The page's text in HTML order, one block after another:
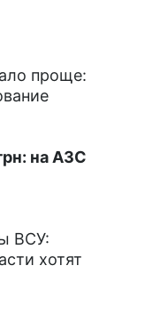
проще:
на АЗС
ВСУ:
хотят